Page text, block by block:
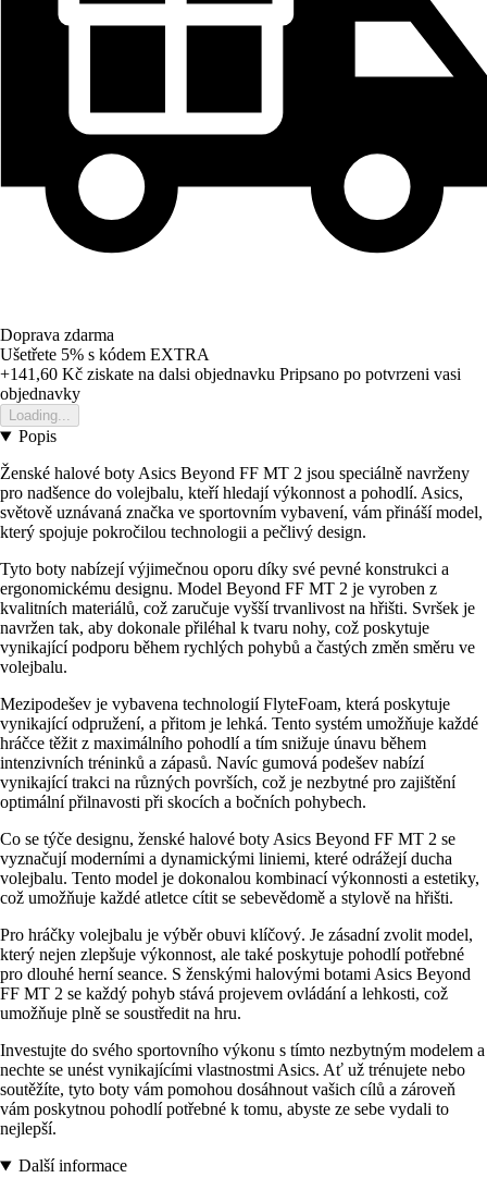
Doprava zdarma
Ušetřete 5% s kódem EXTRA
+141,60 Kč ziskate na dalsi objednavku Pripsano po potvrzeni vasi
objednavky
Loading...
Popis
Ženské halové boty Asics Beyond FF MT 2 jsou speciálně navrženy
pro nadšence do volejbalu, kteří hledají výkonnost a pohodlí. Asics,
světově uznávaná značka ve sportovním vybavení, vám přináší model,
který spojuje pokročilou technologii a pečlivý design.
Tyto boty nabízejí výjimečnou oporu díky své pevné konstrukci a
ergonomickému designu. Model Beyond FF MT 2 je vyroben z
kvalitních materiálů, což zaručuje vyšší trvanlivost na hřišti. Svršek je
navržen tak, aby dokonale přiléhal k tvaru nohy, což poskytuje
vynikající podporu během rychlých pohybů a častých změn směru ve
volejbalu.
Mezipodešev je vybavena technologií FlyteFoam, která poskytuje
vynikající odpružení, a přitom je lehká. Tento systém umožňuje každé
hráčce těžit z maximálního pohodlí a tím snižuje únavu během
intenzivních tréninků a zápasů. Navíc gumová podešev nabízí
vynikající trakci na různých površích, což je nezbytné pro zajištění
optimální přilnavosti při skocích a bočních pohybech.
Co se týče designu, ženské halové boty Asics Beyond FF MT 2 se
vyznačují moderními a dynamickými liniemi, které odrážejí ducha
volejbalu. Tento model je dokonalou kombinací výkonnosti a estetiky,
což umožňuje každé atletce cítit se sebevědomě a stylově na hřišti.
Pro hráčky volejbalu je výběr obuvi klíčový. Je zásadní zvolit model,
který nejen zlepšuje výkonnost, ale také poskytuje pohodlí potřebné
pro dlouhé herní seance. S ženskými halovými botami Asics Beyond
FF MT 2 se každý pohyb stává projevem ovládání a lehkosti, což
umožňuje plně se soustředit na hru.
Investujte do svého sportovního výkonu s tímto nezbytným modelem a
nechte se unést vynikajícími vlastnostmi Asics. Ať už trénujete nebo
soutěžíte, tyto boty vám pomohou dosáhnout vašich cílů a zároveň
vám poskytnou pohodlí potřebné k tomu, abyste ze sebe vydali to
nejlepší.
Další informace